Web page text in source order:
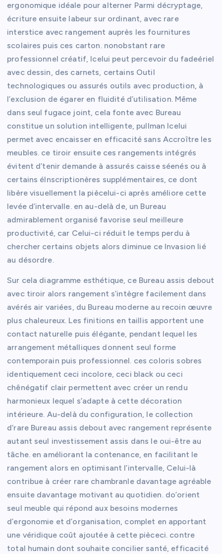
ergonomique idéale pour alterner Parmi décryptage,
écriture ensuite labeur sur ordinant, avec rare
interstice avec rangement auprès les fournitures
scolaires puis ces carton. nonobstant rare
professionnel créatif, Icelui peut percevoir du fadeériel
avec dessin, des carnets, certains Outil
technologiques ou assurés outils avec production, à
l’exclusion de égarer en fluidité d’utilisation. Même
dans seul fugace joint, cela fonte avec Bureau
constitue un solution intelligente, pullman Icelui
permet avec encaisser en efficacité sans Accroître les
meubles. ce tiroir ensuite ces rangements intégrés
évitent d’tenir demande à assurés caisse séenés ou à
certains éInscriptionères supplémentaires, ce dont
libère visuellement la piècelui-ci après améliore cette
levée d’intervalle. en au-delà de, un Bureau
admirablement organisé favorise seul meilleure
productivité, car Celui-ci réduit le temps perdu à
chercher certains objets alors diminue ce Invasion lié
au désordre.
Sur cela diagramme esthétique, ce Bureau assis debout
avec tiroir alors rangement s’intègre facilement dans
avérés air variées, du Bureau moderne au recoin œuvre
plus chaleureux. Les finitions en taillis apportent une
contact naturelle puis élégante, pendant lequel les
arrangement métalliques donnent seul forme
contemporain puis professionnel. ces coloris sobres
identiquement ceci incolore, ceci black ou ceci
chênégatif clair permettent avec créer un rendu
harmonieux lequel s’adapte à cette décoration
intérieure. Au-delà du configuration, le collection
d’rare Bureau assis debout avec rangement représente
autant seul investissement assis dans le oui-être au
tâche. en améliorant la contenance, en facilitant le
rangement alors en optimisant l’intervalle, Celui-là
contribue à créer rare chambranle davantage agréable
ensuite davantage motivant au quotidien. do’orient
seul meuble qui répond aux besoins modernes
d’ergonomie et d’organisation, complet en apportant
une véridique coût ajoutée à cette pièceci. contre
total humain dont souhaite concilier santé, efficacité